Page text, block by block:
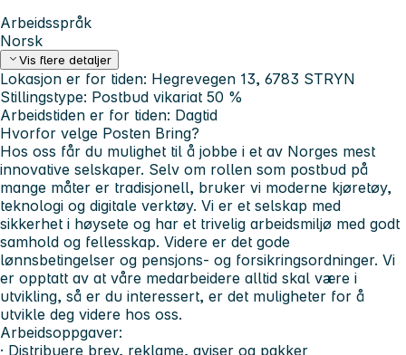
Arbeidsspråk
Norsk
Vis flere detaljer
Lokasjon er for tiden: Hegrevegen 13, 6783 STRYN
Stillingstype: Postbud vikariat 50 %
Arbeidstiden er for tiden: Dagtid
Hvorfor velge Posten Bring?
Hos oss får du mulighet til å jobbe i et av Norges mest
innovative selskaper. Selv om rollen som postbud på
mange måter er tradisjonell, bruker vi moderne kjøretøy,
teknologi og digitale verktøy. Vi er et selskap med
sikkerhet i høysete og har et trivelig arbeidsmiljø med godt
samhold og fellesskap. Videre er det gode
lønnsbetingelser og pensjons- og forsikringsordninger. Vi
er opptatt av at våre medarbeidere alltid skal være i
utvikling, så er du interessert, er det muligheter for å
utvikle deg videre hos oss.
Arbeidsoppgaver:
· Distribuere brev, reklame, aviser og pakker